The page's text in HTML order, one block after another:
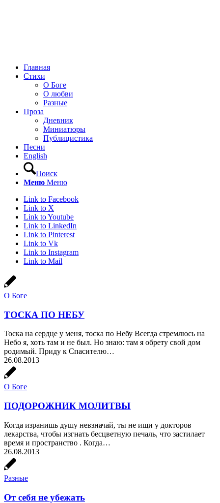
Главная
Стихи
О Боге
О любви
Разные
Проза
Дневник
Миниатюры
Публицистика
Песни
English
Поиск
Меню Меню
Link to Facebook
Link to X
Link to Youtube
Link to LinkedIn
Link to Pinterest
Link to Vk
Link to Instagram
Link to Mail
О Боге
ТОСКА ПО НЕБУ
Тоска на сердце у меня, тоска по Небу Всегда стремлюсь на
Небо я, хоть там и не был. Но знаю: там я обрету свой дом
родимый. Приду к Спасителю…
26.08.2013
О Боге
ПОДОРОЖНИК МОЛИТВЫ
Когда изранишь душу невзначай, ты не ищи у докторов
лекарства, чтобы изгнать бесцветную печаль, что застилает
время и пространство . Когда…
26.08.2013
Разные
От себя не убежать